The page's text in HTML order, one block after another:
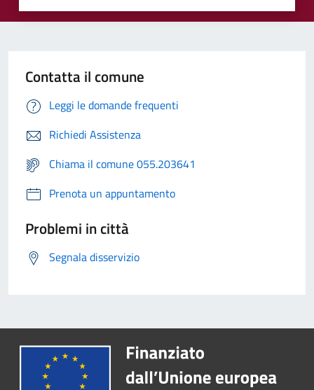
Contatta il comune
Leggi le domande frequenti
Richiedi Assistenza
Chiama il comune 055.203641
Prenota un appuntamento
Problemi in città
Segnala disservizio